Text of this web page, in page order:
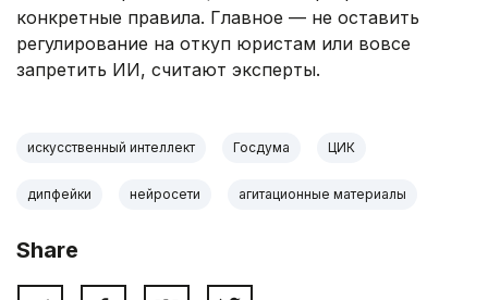
конкретные правила. Главное — не оставить
регулирование на откуп юристам или вовсе
запретить ИИ, считают эксперты.
искусственный интеллект Госдума ЦИК
дипфейки нейросети агитационные материалы
Share